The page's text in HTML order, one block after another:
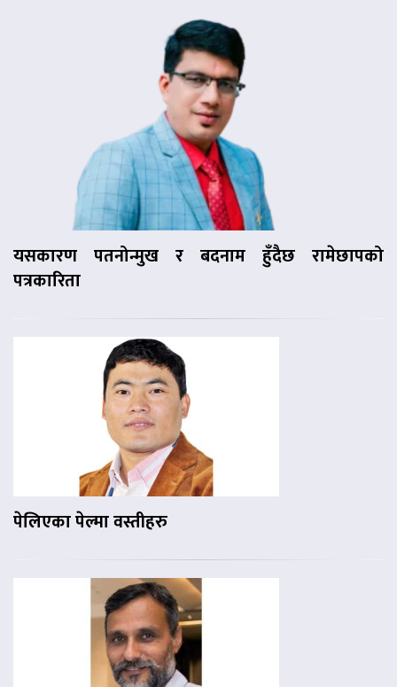
यसकारण पतनोन्मुख र बदनाम हुँदैछ रामेछापको
पत्रकारिता
पेलिएका पेल्मा वस्तीहरु